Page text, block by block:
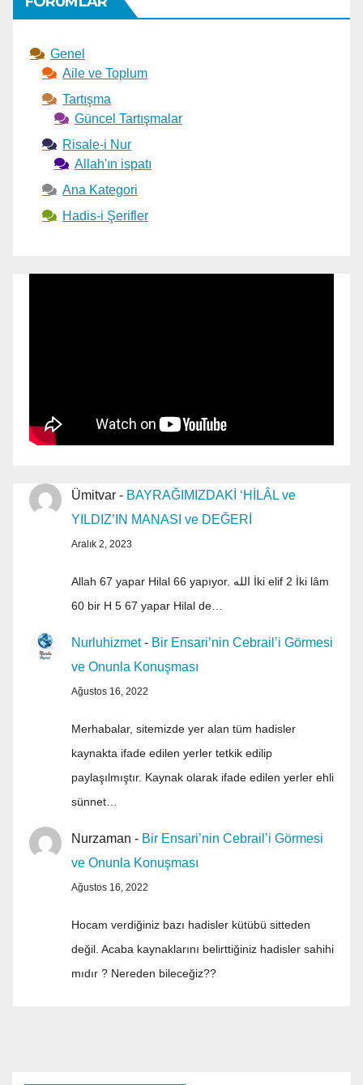
Genel
Aile ve Toplum
Tartışma
Güncel Tartışmalar
Risale-i Nur
Allah'ın ispatı
Ana Kategori
Hadis-i Şerifler
Ümitvar - BAYRAĞIMIZDAKİ ‘HİLÂL ve
YILDIZ’IN MANASI ve DEĞERİ
Aralık 2, 2023
Allah 67 yapar Hilal 66 yapıyor. الله İki elif 2 İki lâm
60 bir H 5 67 yapar Hilal de…
Nurluhizmet- Bir Ensari’nin Cebrail’i Görmesi
ve Onunla Konuşması
Ağustos 16, 2022
Merhabalar, sitemizde yer alan tüm hadisler
kaynakta ifade edilen yerler tetkik edilip
paylaşılmıştır. Kaynak olarak ifade edilen yerler ehli
sünnet…
Nurzaman - Bir Ensari’nin Cebrail’i Görmesi
ve Onunla Konuşması
Ağustos 16, 2022
Hocam verdiğiniz bazı hadisler kütübü sitteden
değil. Acaba kaynaklarını belirttiğiniz hadisler sahihi
mıdır ? Nereden bileceğiz??